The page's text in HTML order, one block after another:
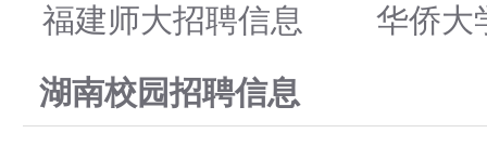
福建师大招聘信息 华侨大
湖南校园招聘信息